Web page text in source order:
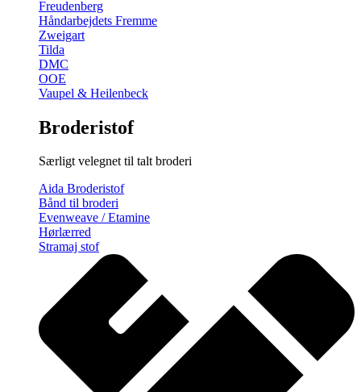
Freudenberg
Håndarbejdets Fremme
Zweigart
Tilda
DMC
OOE
Vaupel & Heilenbeck
Broderistof
Særligt velegnet til talt broderi
Aida Broderistof
Bånd til broderi
Evenweave / Etamine
Hørlærred
Stramaj stof